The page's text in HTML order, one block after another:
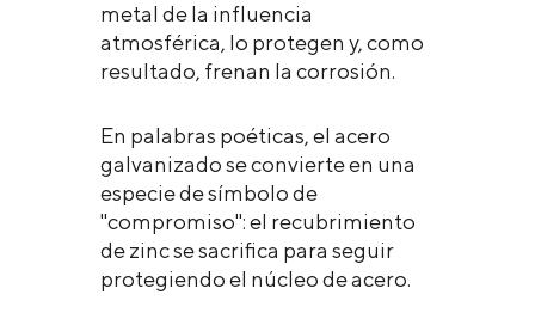
metal de la influencia
atmosférica, lo protegen y, como
resultado, frenan la corrosión.
En palabras poéticas, el acero
galvanizado se convierte en una
especie de símbolo de
"compromiso": el recubrimiento
de zinc se sacrifica para seguir
protegiendo el núcleo de acero.